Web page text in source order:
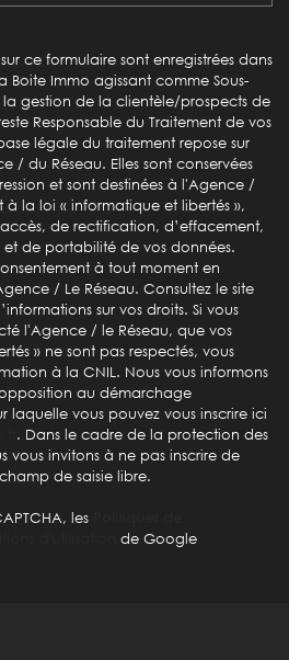
1 649
73,64 %
16,42 %
32,87 %
25 ans
29,58 %
38,06 %
ans
32,36 %
famille
0,87
enfants
39,47 %
ce formulaire sont enregistrées dans
Boite Immo agissant comme Sous-
gestion de la clientèle/prospects de
Responsable du Traitement de vos
légale du traitement repose sur
/ du Réseau. Elles sont conservées
et sont destinées à l'Agence /
la loi « informatique et libertés »,
de rectification, d’effacement,
de portabilité de vos données.
à tout moment en
/ Le Réseau. Consultez le site
sur vos droits. Si vous
l'Agence / le Réseau, que vos
» ne sont pas respectés, vous
à la CNIL. Nous vous informons
au démarchage
laquelle vous pouvez vous inscrire ici
. Dans le cadre de la protection des
vous invitons à ne pas inscrire de
de saisie libre.
les
de Google